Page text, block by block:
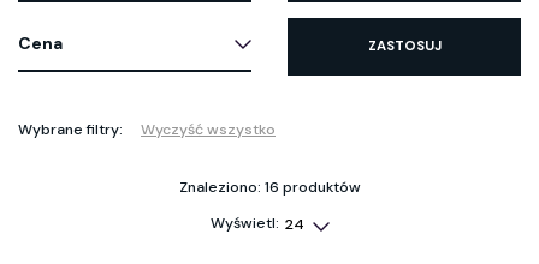
Cena ZASTOSUJ
Wybrane filtry: Wyczyść wszystko
Znaleziono: 16 produktów
Wyświetl: